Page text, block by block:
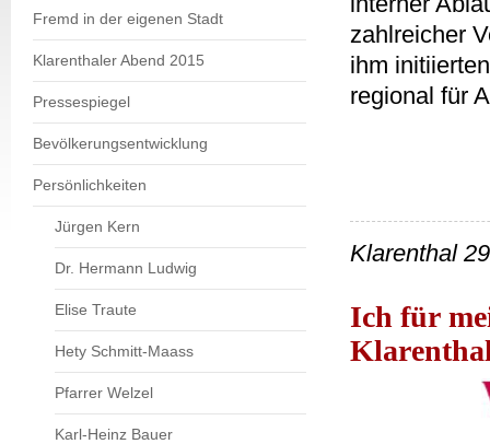
Fremd in der eigenen Stadt
Klarenthaler Abend 2015
Pressespiegel
Bevölkerungsentwicklung
Persönlichkeiten
Jürgen Kern
Dr. Hermann Ludwig
Elise Traute
Hety Schmitt-Maass
Pfarrer Welzel
Karl-Heinz Bauer
zahlreicher
ihm
regional für
Klarenthal
Ich für